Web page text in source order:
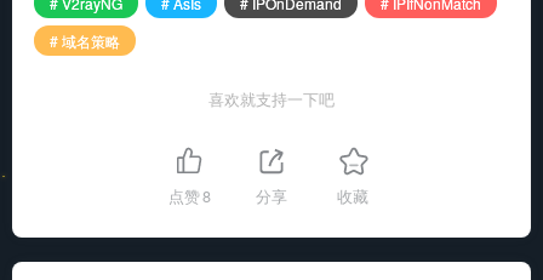
# 域名策略
喜欢就支持一下吧
点赞8 分享 收藏